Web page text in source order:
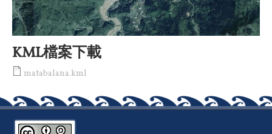
KML檔案下載
matabalana.kml